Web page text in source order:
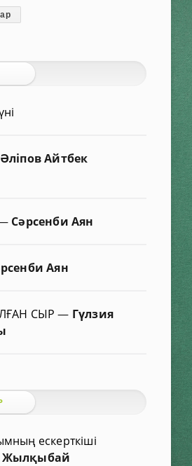
Әліпов Айтбек
Сәрсенби Аян
Аян
СЫР— Гүлзия
ескерткіші
Жылқыбай